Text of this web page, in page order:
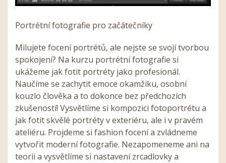
Portrétní fotografie pro začátečníky
Milujete focení portrétů, ale nejste se svojí tvorbou
spokojeni? Na kurzu portrétní fotografie si
ukážeme jak fotit portréty jako profesionál.
Naučíme se zachytit emoce okamžiku, osobní
kouzlo člověka a to dokonce bez předchozích
zkušeností! Vysvětlíme si kompozici fotoportrétu a
jak fotit skvělé portréty v exteriéru, ale i v pravém
ateliéru. Projdeme si fashion focení a zvládneme
vytvořit moderní fotografie. Nezapomeneme ani na
teorii a vysvětlíme si nastavení zrcadlovky a